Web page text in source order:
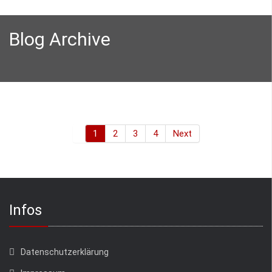
Blog Archive
1 2 3 4 Next
Infos
Datenschutzerklärung